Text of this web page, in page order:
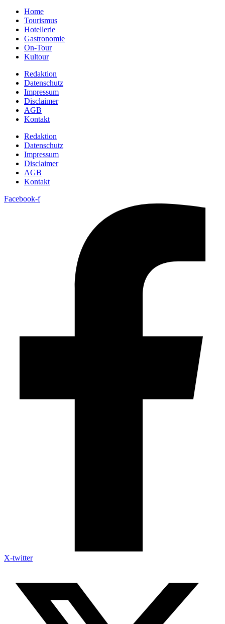
Home
Tourismus
Hotellerie
Gastronomie
On-Tour
Kultour
Redaktion
Datenschutz
Impressum
Disclaimer
AGB
Kontakt
Redaktion
Datenschutz
Impressum
Disclaimer
AGB
Kontakt
Facebook-f
X-twitter